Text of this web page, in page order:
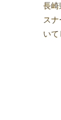
長崎
ス
い